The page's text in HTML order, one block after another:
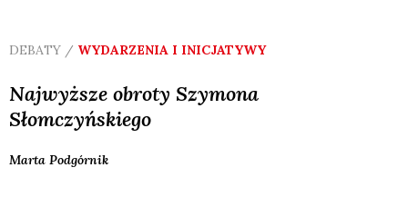
DEBATY / WYDARZENIA I INICJATYWY
Najwyższe obroty Szymona
Słomczyńskiego
Marta Podgórnik